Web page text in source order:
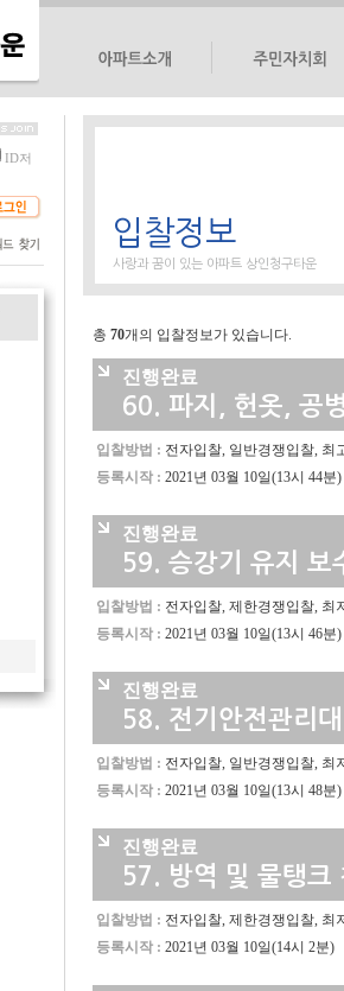
단지소개
단지평형도
편의시설
대표회의
ID저
입찰정보
사랑과 꿈이 있는 아파트 상인청구타운
총 70개의 입찰정보가 있습니다.
진행완료
60. 파지, 헌옷, 공
입찰방법 : 전자입찰, 일반경쟁입찰, 최
등록시작 : 2021년 03월 10일(13시 44분)
진행완료
59. 승강기 유지 보
입찰방법 : 전자입찰, 제한경쟁입찰, 최
등록시작 : 2021년 03월 10일(13시 46분)
진행완료
58. 전기안전관리
입찰방법 : 전자입찰, 일반경쟁입찰, 최
등록시작 : 2021년 03월 10일(13시 48분)
진행완료
57. 방역 및 물탱크
입찰방법 : 전자입찰, 제한경쟁입찰, 최
등록시작 : 2021년 03월 10일(14시 2분)